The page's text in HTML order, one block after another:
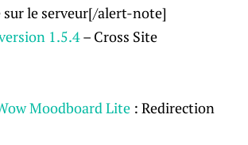
le serveur[/alert-note]
1.5.4– Cross Site
Moodboard Lite : Redirection